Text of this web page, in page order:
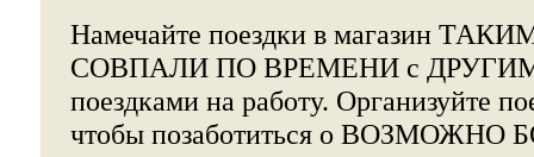
Намечайте поездки в магазин
СОВПАЛИ ПО ВРЕМЕНИ с
поездками на работу. Организуйте
чтобы позаботиться о